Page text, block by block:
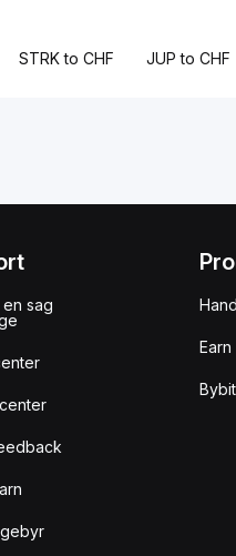
STRK to CHF JUP to CHF
sag
Earn